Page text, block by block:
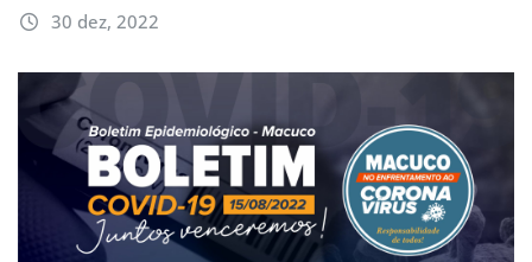
30 dez, 2022